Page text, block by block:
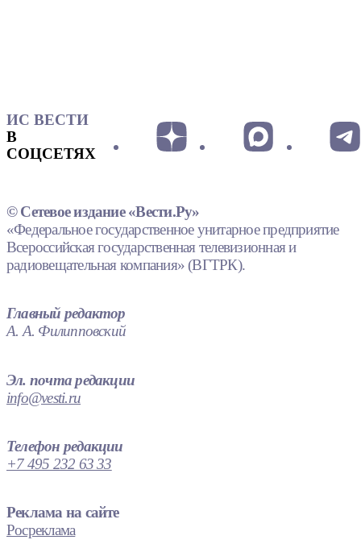
ИС ВЕСТИ
В
СОЦСЕТЯХ
© Сетевое издание «Вести.Ру»
«Федеральное государственное унитарное предприятие
Всероссийская государственная телевизионная и
радиовещательная компания» (ВГТРК).
Главный редактор
А. А. Филипповский
Эл. почта редакции
info@vesti.ru
Телефон редакции
+7 495 232 63 33
Реклама на сайте
Росреклама